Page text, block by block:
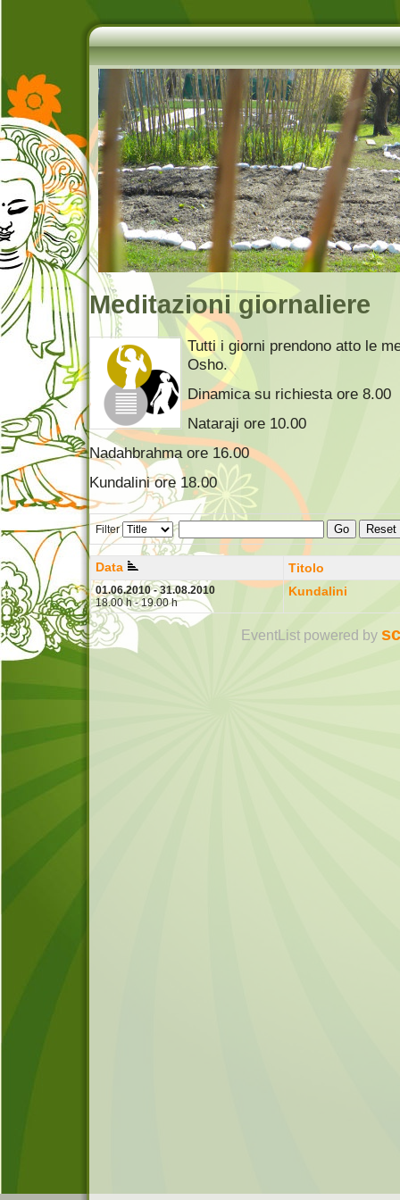
Meditazioni giornaliere
Tutti i giorni prendono atto le
Osho.
Dinamica su richiesta ore 8.00
Nataraji ore 10.00
Nadahbrahma ore 16.00
Kundalini ore 18.00
Filter Go Reset
Data Titolo
01.06.2010 - 31.08.2010
18.00 h - 19.00 h
Kundalini
EventList powered by